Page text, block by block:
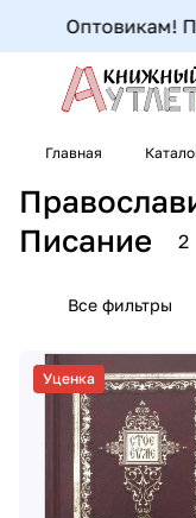
Оптовикам!
Главная
Писание
2
Все фильтры
Уценка